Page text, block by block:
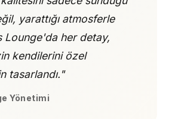
yarattığı atmosferle
Lounge'da her detay,
kendilerini özel
tasarlandı."
Yönetimi